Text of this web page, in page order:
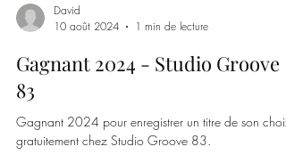
10 août 2024
1 min de lecture
Gagnant 2024 - Studio Groove
83